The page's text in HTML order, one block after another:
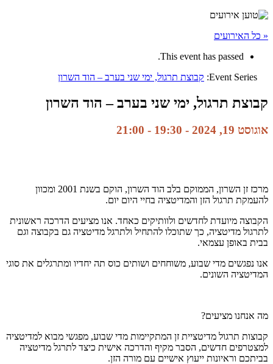
« כל האירועים
This event has passed.
Event Series: קבוצת תרגול, ימי שני בערב – הוד השרון
קבוצת תרגול, ימי שני בערב – הוד השרון
אוגוסט 19, 2024 - 19:30 -
21:00
מרכז זן השרון, הממוקם בלב הוד השרון, הוקם בשנת 2001 ומכוון
להעמקת תרגול הזן והמדיטציה בחיי היום יום.
הקבוצה מיועדת לחדשים ולוותיקים כאחד. אנו מציעים הדרכה ראשונית
לתרגול מדיטציה, כך שתוכלו להתחיל ולתרגל מדיטציה גם בקבוצה וגם
בבית באופן עצמאי.
אנו נפגשים מדי שבוע, משוחחים ושותים כוס תה יחדיו ומתרגלים את סוגי
המדיטציה השונים.
מה אנחנו מציעים?
בביתכם וראיונות ייעוץ אישיים עם מורה הזן.